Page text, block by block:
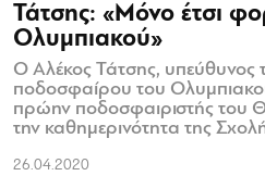
Τάτσης: «Μόνο έτσι
Ολυμπιακού»
Ο Αλέκος Τάτσης, υπεύθυνος
ποδοσφαίρου του
πρώην ποδοσφαιριστής του
την καθημερινότητα της
26.04.2020